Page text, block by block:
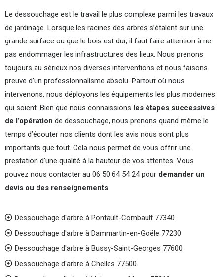
Le dessouchage est le travail le plus complexe parmi les travaux
de jardinage. Lorsque les racines des arbres s’étalent sur une
grande surface ou que le bois est dur, il faut faire attention à ne
pas endommager les infrastructures des lieux. Nous prenons
toujours au sérieux nos diverses interventions et nous faisons
preuve d’un professionnalisme absolu. Partout où nous
intervenons, nous déployons les équipements les plus modernes
qui soient. Bien que nous connaissions les étapes successives
de l’opération de dessouchage, nous prenons quand même le
temps d’écouter nos clients dont les avis nous sont plus
importants que tout. Cela nous permet de vous offrir une
prestation d’une qualité à la hauteur de vos attentes. Vous
pouvez nous contacter au 06 50 64 54 24 pour demander un
devis ou des renseignements.
Dessouchage d'arbre à Pontault-Combault 77340
Dessouchage d'arbre à Dammartin-en-Goële 77230
Dessouchage d'arbre à Bussy-Saint-Georges 77600
Dessouchage d'arbre à Chelles 77500